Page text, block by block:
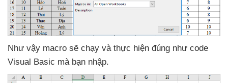
Như vậy macro sẽ chạy và thực hiện đúng như code
Visual Basic mà bạn nhập.